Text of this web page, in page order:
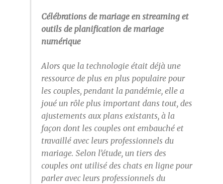
Célébrations de mariage en streaming et
outils de planification de mariage
numérique
Alors que la technologie était déjà une
ressource de plus en plus populaire pour
les couples, pendant la pandémie, elle a
joué un rôle plus important dans tout, des
ajustements aux plans existants, à la
façon dont les couples ont embauché et
travaillé avec leurs professionnels du
mariage. Selon l’étude, un tiers des
couples ont utilisé des chats en ligne pour
parler avec leurs professionnels du